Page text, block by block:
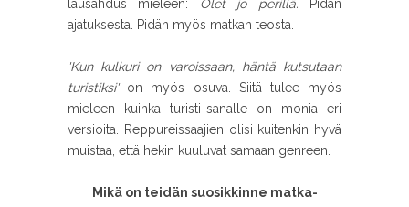
lausahdus mieleen: Olet jo perillä. Pidän
ajatuksesta. Pidän myös matkan teosta.
'Kun kulkuri on varoissaan, häntä kutsutaan
turistiksi'on myös osuva. Siitä tulee myös
mieleen kuinka turisti-sanalle on monia eri
versioita. Reppureissaajien olisi kuitenkin hyvä
muistaa, että hekin kuuluvat samaan genreen.
Mikä on teidän suosikkinne matka-